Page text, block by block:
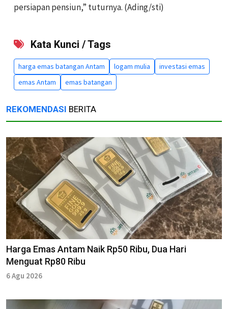
persiapan pensiun,” tuturnya. (Ading/sti)
Kata Kunci / Tags
harga emas batangan Antam logam mulia
investasi emas
emas Antam
emas batangan
REKOMENDASI BERITA
Harga Emas Antam Naik Rp50 Ribu, Dua Hari
Menguat Rp80 Ribu
6 Agu 2026